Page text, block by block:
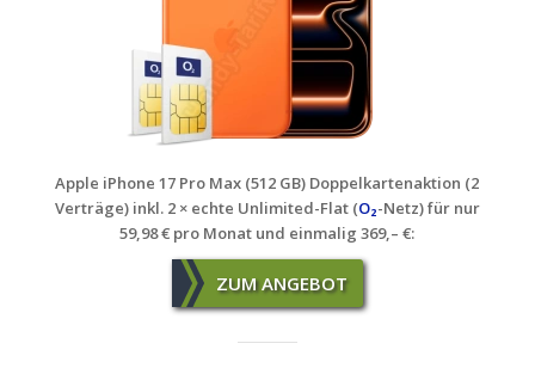
Apple iPhone 17 Pro Max (512 GB) Doppelkartenaktion (2
Verträge) inkl. 2 × echte Unlimited-Flat (O₂-Netz) für nur
59,98 € pro Monat und einmalig 369,– €:
ZUM ANGEBOT